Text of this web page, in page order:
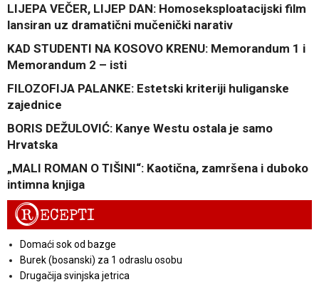
LIJEPA VEČER, LIJEP DAN: Homoseksploatacijski film
lansiran uz dramatični mučenički narativ
KAD STUDENTI NA KOSOVO KRENU: Memorandum 1 i
Memorandum 2 – isti
FILOZOFIJA PALANKE: Estetski kriteriji huliganske
zajednice
BORIS DEŽULOVIĆ: Kanye Westu ostala je samo
Hrvatska
„MALI ROMAN O TIŠINI“: Kaotična, zamršena i duboko
intimna knjiga
RECEPTI
Domaći sok od bazge
Burek (bosanski) za 1 odraslu osobu
Drugačija svinjska jetrica